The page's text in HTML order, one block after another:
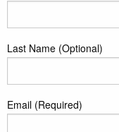
Last Name (Optional)
Email (Required)